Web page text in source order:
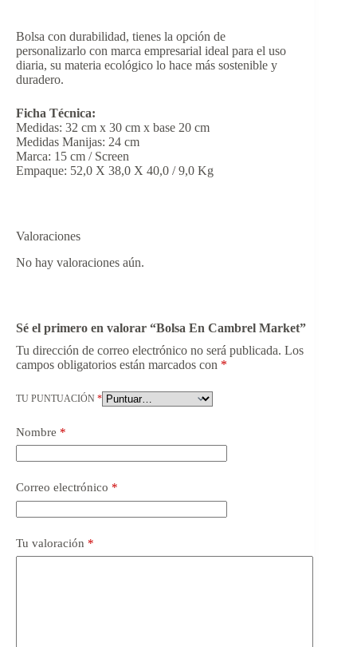
Bolsa con durabilidad, tienes la opción de
personalizarlo con marca empresarial ideal para el uso
diaria, su materia ecológico lo hace más sostenible y
duradero.
Ficha Técnica:
Medidas: 32 cm x 30 cm x base 20 cm
Medidas Manijas: 24 cm
Marca: 15 cm / Screen
Empaque: 52,0 X 38,0 X 40,0 / 9,0 Kg
Valoraciones
No hay valoraciones aún.
Sé el primero en valorar “Bolsa En Cambrel Market”
Tu dirección de correo electrónico no será publicada. Los
campos obligatorios están marcados con *
TU PUNTUACIÓN *
Nombre *
Correo electrónico *
Tu valoración *